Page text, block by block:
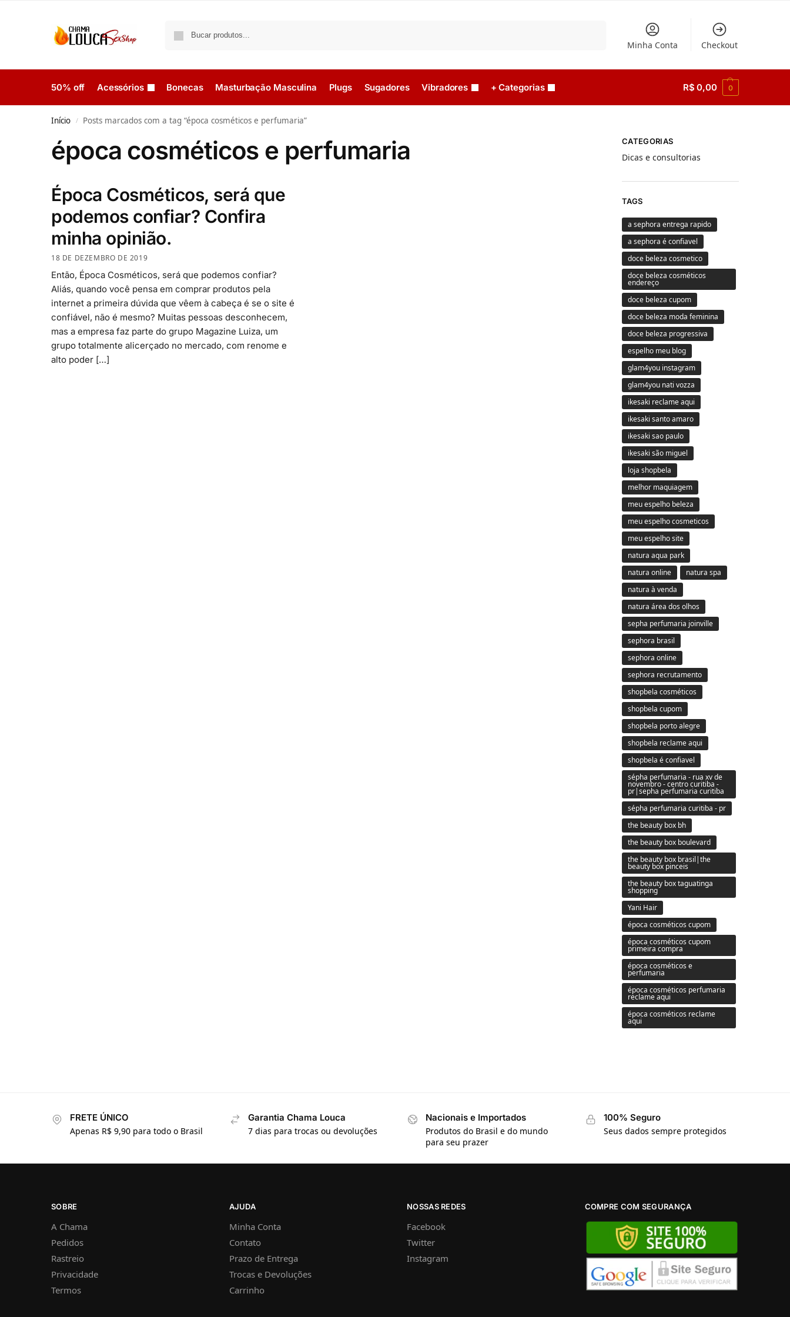
Minha Conta Checkout
50% off Acessórios Bonecas Masturbação Masculina Plugs Sugadores Vibradores + Categorias R$ 0,00 0
Início / Posts marcados com a tag “época cosméticos e perfumaria”
época cosméticos e perfumaria
Época Cosméticos, será que
podemos confiar? Confira
minha opinião.
18 DE DEZEMBRO DE 2019
Então, Época Cosméticos, será que podemos confiar?
Aliás, quando você pensa em comprar produtos pela
internet a primeira dúvida que vêem à cabeça é se o site é
confiável, não é mesmo? Muitas pessoas desconhecem,
mas a empresa faz parte do grupo Magazine Luiza, um
grupo totalmente alicerçado no mercado, com renome e
alto poder […]
CATEGORIAS
Dicas e consultorias
TAGS
a sephora entrega rapido
a sephora é confiavel
doce beleza cosmetico
doce beleza cosméticos
endereço
doce beleza cupom
doce beleza moda feminina
doce beleza progressiva
espelho meu blog
glam4you instagram
glam4you nati vozza
ikesaki reclame aqui
ikesaki santo amaro
ikesaki sao paulo
ikesaki são miguel
loja shopbela
melhor maquiagem
meu espelho beleza
meu espelho cosmeticos
meu espelho site
natura aqua park
natura online
natura spa
natura à venda
natura área dos olhos
sepha perfumaria joinville
sephora brasil
sephora online
sephora recrutamento
shopbela cosméticos
shopbela cupom
shopbela porto alegre
shopbela reclame aqui
shopbela é confiavel
sépha perfumaria - rua xv de
novembro - centro curitiba -
pr|sepha perfumaria curitiba
sépha perfumaria curitiba - pr
the beauty box bh
the beauty box boulevard
the beauty box brasil|the
beauty box pinceis
the beauty box taguatinga
shopping
Yani Hair
época cosméticos cupom
época cosméticos cupom
primeira compra
época cosméticos e
perfumaria
época cosméticos perfumaria
reclame aqui
época cosméticos reclame
aqui
FRETE ÚNICO
Apenas R$ 9,90 para todo o Brasil
Garantia Chama Louca
7 dias para trocas ou devoluções
Nacionais e Importados
Produtos do Brasil e do mundo
para seu prazer
100% Seguro
Seus dados sempre protegidos
SOBRE
A Chama
Pedidos
Rastreio
Privacidade
Termos
AJUDA
Minha Conta
Contato
Prazo de Entrega
Trocas e Devoluções
Carrinho
NOSSAS REDES
Facebook
Twitter
Instagram
COMPRE COM SEGURANÇA